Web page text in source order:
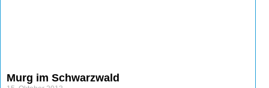
Murg im Schwarzwald